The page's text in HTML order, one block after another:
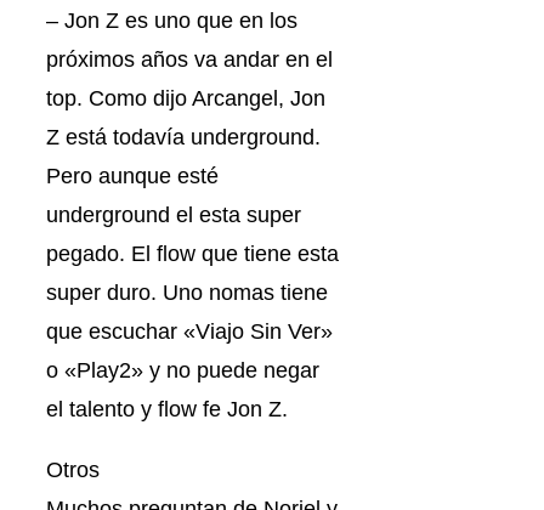
– Jon Z es uno que en los
próximos años va andar en el
top. Como dijo Arcangel, Jon
Z está todavía underground.
Pero aunque esté
underground el esta super
pegado. El flow que tiene esta
super duro. Uno nomas tiene
que escuchar «Viajo Sin Ver»
o «Play2» y no puede negar
el talento y flow fe Jon Z.
Otros